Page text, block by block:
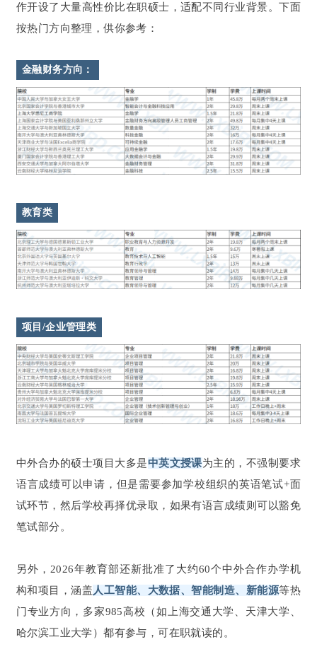
作开设了大量高性价比在职硕士，适配不同行业背景。下面
按热门方向整理，供你参考：
金融财务方向：
教育类
项目/企业管理类
中外合办的硕士项目大多是中英文授课为主的，不强制要求
语言成绩可以申请，但是需要参加学校组织的英语笔试+面
试环节，然后学校再择优录取，如果有语言成绩则可以豁免
笔试部分。
另外，2026年教育部还新批准了大约60个中外合作办学机
构和项目，涵盖人工智能、大数据、智能制造、新能源等热
门专业方向，多家985高校（如上海交通大学、天津大学、
哈尔滨工业大学）都有参与，可在职就读的。